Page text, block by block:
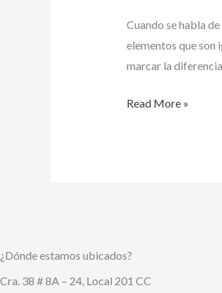
Cuando se habla
elementos que son
marcar la
Flashes,
Filtros
y
Read More »
¿Dónde estamos ubicados?
Cra. 38 # 8A – 24, Local 201 CC